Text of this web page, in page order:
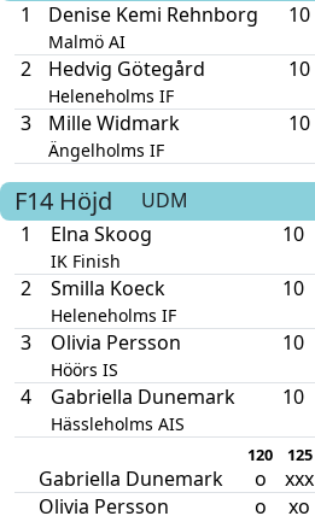
1
Denise Kemi Rehnborg
Malmö AI
10
2 Hedvig Götegård
Heleneholms IF
10
3 Mille Widmark
Ängelholms IF
10
F14 Höjd UDM
1
Elna Skoog
IK Finish
10
2 Smilla Koeck
Heleneholms IF
10
3 Olivia Persson
Höörs IS
10
4 Gabriella Dunemark
Hässleholms AIS
10
120 125
Gabriella Dunemark o
xxx
Olivia Persson
o xo